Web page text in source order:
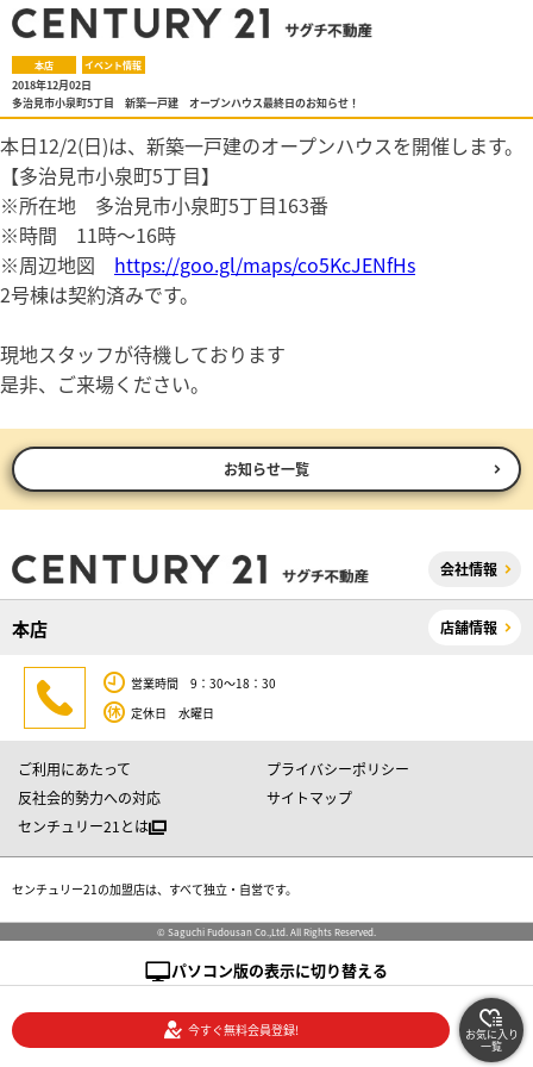
本店 イベント情報
2018年12月02日
多治見市小泉町5丁目 新築一戸建 オープンハウス最終日のお知らせ！
本日12/2(日)は、新築一戸建のオープンハウスを開催します。
【多治見市小泉町5丁目】
※所在地 多治見市小泉町5丁目163番
※時間 11時～16時
※周辺地図 https://goo.gl/maps/co5KcJENfHs
2号棟は契約済みです。
現地スタッフが待機しております
是非、ご来場ください。
お知らせ一覧
会社情報
本店 店舗情報
営業時間 9：30～18：30
定休日 水曜日
ご利用にあたって
プライバシーポリシー
反社会的勢力への対応
サイトマップ
センチュリー21とは
センチュリー21の加盟店は、すべて独立・自営です。
© Saguchi Fudousan Co.,Ltd. All Rights Reserved.
パソコン版の表示に切り替える
今すぐ無料会員登録! お気に入り
一覧